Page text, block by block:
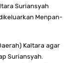
Suriansyah
Menpan-
Kaltara agar
Suriansyah.